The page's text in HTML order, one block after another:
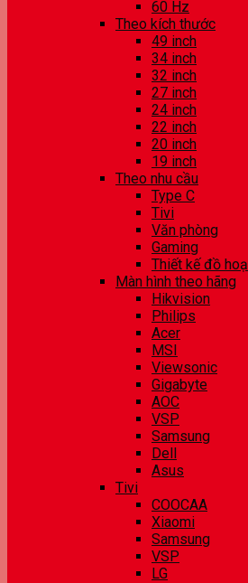
60 Hz
Theo kích thước
49 inch
34 inch
32 inch
27 inch
24 inch
22 inch
20 inch
19 inch
Theo nhu cầu
Type C
Tivi
Văn phòng
Gaming
Thiết kế đồ hoạ
Màn hình theo hãng
Hikvision
Philips
Acer
MSI
Viewsonic
Gigabyte
AOC
VSP
Samsung
Dell
Asus
Tivi
COOCAA
Xiaomi
Samsung
VSP
LG